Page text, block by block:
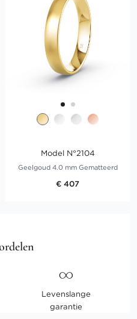
Model N°2104
Geelgoud 4.0 mm Gematteerd
€ 407
Levenslange
garantie